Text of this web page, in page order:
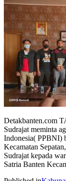
Detakbanten.com
Sudrajat meminta
Indonesia( PPBNI)
Kecamatan
Sudrajat kepada
Satria Banten